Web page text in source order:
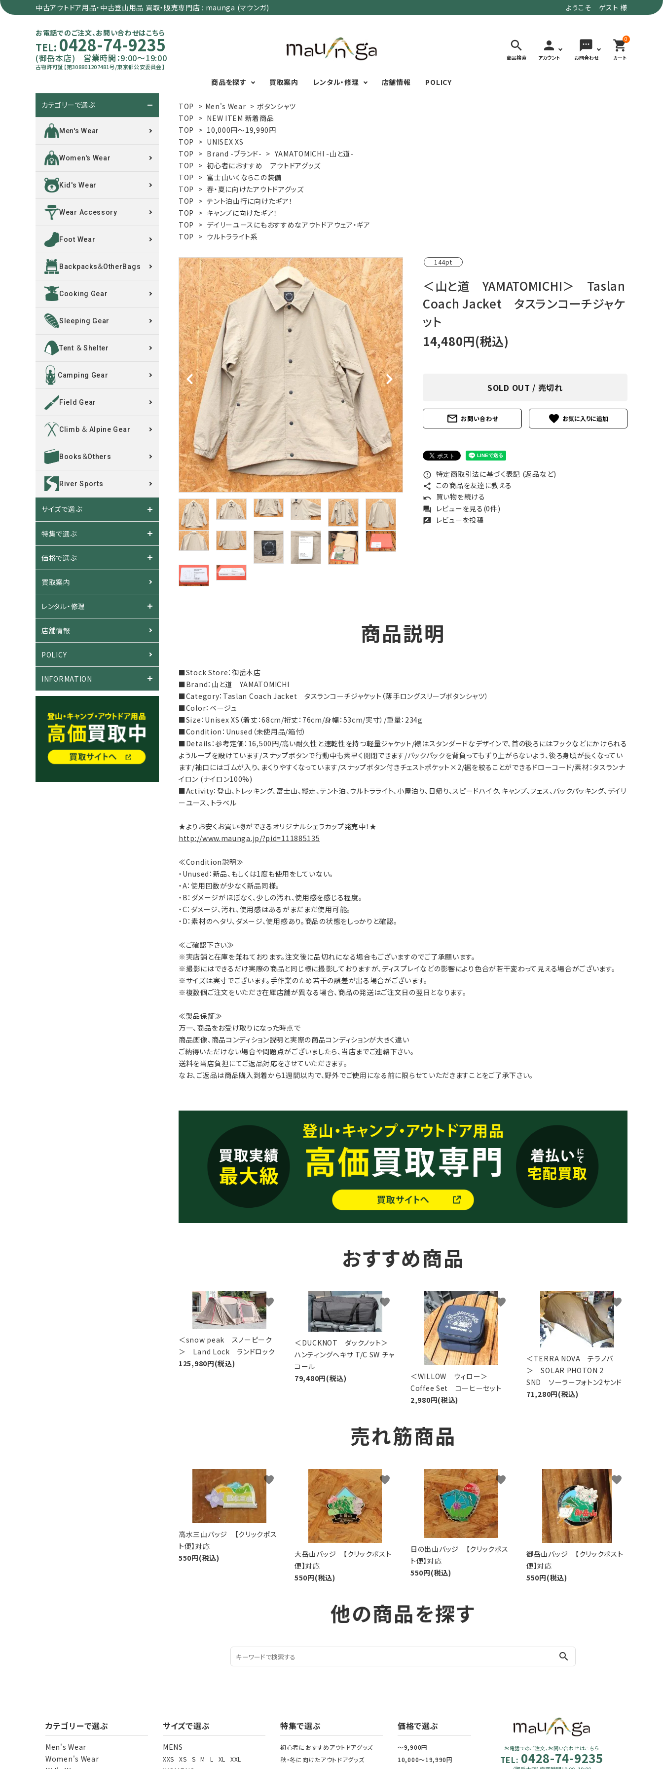
中古アウトドア用品・中古登山用品 買取・販売専門店 : maunga (マウンガ) ようこそ ゲスト 様
お電話でのご注文、お問い合わせはこちら
TEL: 0428-74-9235
(御岳本店) 営業時間：9:00～19:00
古物許可証【第308801207481号/東京都公安委員会】
search
商品検索
person
アカウント
sms
お問合わせ
0
shopping_cart
カート
商品を探す
カテゴリーで選ぶ
Men's Wear
Women's Wear
Kid's Wear
Wear Accessory
Foot Wear
Backpacks＆
OtherBags
Cooking Gear
Tent ＆ Shelter
Camping Gear
Field Gear
Climb ＆ Alpine
Gear
Books＆Others
River Sports
MENS
XXSXS
XXSXSS MLXL
ギア
テント泊山行に向けたギ
ア！
沢登りに向けたウェア・ギ
ア！
トレイルラン向けウェア・ギ
ア！
キャンプに向けたギア！
買取案内 レンタル・修理 店舗情報 POLICY
レンタル・修理
INFORMATION
ACCOUNT MENU
ようこそ ゲスト 様
ログイン
TOP > Men's Wear > ボタンシャツ
TOP > NEW ITEM 新着商品
TOP > 10,000円～19,990円
TOP > UNISEX XS
TOP > Brand -ブランド- > YAMATOMICHI -山と道-
TOP > 初心者におすすめ アウトドアグッズ
TOP > 富士山いくならこの装備
TOP > 春・夏に向けたアウトドアグッズ
TOP > テント泊山行に向けたギア！
TOP > キャンプに向けたギア！
TOP > デイリーユースにもおすすめなアウトドアウェア・ギア
TOP > ウルトラライト系
144pt
＜山と道 YAMATOMICHI＞ Taslan
Coach Jacket タスランコーチジャケ
ット
14,480円(税込)
SOLD OUT / 売切れ
mail_outline お問い合わせ favorite
error_outline 特定商取引法に基づく表記 (返品など)
share この商品を友達に教える
undo 買い物を続ける
forum レビューを見る(0件)
rate_review レビューを投稿
商品説明
■Stock Store：御岳本店
■Brand：山と道 YAMATOMICHI
■Category：Taslan Coach Jacket タスランコーチジャケット（薄手ロングスリーブボタンシャツ）
■Color：ベージュ
■Size：Unisex XS（着丈：68cm/裄丈：76cm/身幅：53cm/実寸）/重量：234g
■Condition：Unused（未使用品/箱付）
■Details：参考定価：16,500円/高い耐久性と速乾性を持つ軽量ジャケット/襟はスタンダードなデザインで、首の後ろにはフックなどにかけられる
ようループを設けています/スナップボタンで行動中も素早く開閉できます/バックパックを背負ってもずり上がらないよう、後ろ身頃が長くなってい
ます/袖口にはゴムが入り、まくりやすくなっています/スナップボタン付きチェストポケット×2/裾を絞ることができるドローコード/素材：タスランナ
イロン (ナイロン100%)
■Activity：登山、トレッキング、富士山、縦走、テント泊、ウルトラライト、小屋泊り、日帰り、スピードハイク、キャンプ、フェス、バックパッキング、デイリ
ーユース、トラベル
★よりお安くお買い物ができるオリジナルシェラカップ発売中！★
http://www.maunga.jp/?pid=111885135
≪Condition説明≫
・Unused：新品、もしくは1度も使用をしていない。
・A：使用回数が少なく新品同様。
・B：ダメージがほぼなく、少しの汚れ、使用感を感じる程度。
・C：ダメージ、汚れ、使用感はあるがまだまだ使用可能。
・D：素材のヘタリ、ダメージ、使用感あり。商品の状態をしっかりと確認。
≪ご確認下さい≫
※実店舗と在庫を兼ねております。注文後に品切れになる場合もございますのでご了承願います。
※撮影にはできるだけ実際の商品と同じ様に撮影しておりますが、ディスプレイなどの影響により色合が若干変わって見える場合がございます。
※サイズは実寸でございます。手作業のため若干の誤差が出る場合がございます。
※複数個ご注文をいただき在庫店舗が異なる場合、商品の発送はご注文日の翌日となります。
≪製品保証≫
万一、商品をお受け取りになった時点で
商品画像、商品コンディション説明と実際の商品コンディションが大きく違い
ご納得いただけない場合や問題点がございましたら、当店までご連絡下さい。
送料を当店負担にてご返品対応をさせていただきます。
なお、ご返品は商品購入到着から1週間以内で、野外でご使用になる前に限らせていただきますことをご了承下さい。
おすすめ商品
＜snow peak スノーピーク
＞ Land Lock ランドロック
125,980円(税込)
favorite
＜DUCKNOT ダックノット＞
ハンティングヘキサ T/C SW チャ
コール
79,480円(税込)
favorite
＜WILLOW ウィロー＞
Coffee Set コーヒーセット
2,980円(税込)
favorite
＜TERRA NOVA テラノバ
＞ SOLAR PHOTON 2
SND ソーラーフォトン2サンド
71,280円(税込)
favorite
売れ筋商品
高水三山バッジ 【クリックポス
ト便】対応
550円(税込)
favorite
大岳山バッジ 【クリックポスト
便】対応
550円(税込)
favorite
日の出山バッジ 【クリックポス
ト便】対応
550円(税込)
favorite
御岳山バッジ 【クリックポスト
便】対応
550円(税込)
favorite
他の商品を探す
search
カテゴリーで選ぶ
Men's Wear
Women's Wear
Kid's Wear
Wear Accessory
Foot Wear
Backpacks＆OtherBags
Cooking Gear
Sleeping Gear
Tent ＆ Shelter
Camping Gear
Field Gear
Climb ＆ Alpine Gear
Books＆Others
River Sports
サイズで選ぶ
特集で選ぶ
価格で選ぶ
買取案内
レンタル・修理
店舗情報
POLICY
INFORMATION
カテゴリーで選ぶ
Men's Wear
Women's Wear
サイズで選ぶ
MENS
XXS XS S M L XL XXL
特集で選ぶ
初心者におすすめアウトドアグッズ
秋・冬に向けたアウトドアグッズ
価格で選ぶ
～9,900円
10,000～19,990円
お電話でのご注文、お問い合わせはこちら
TEL: 0428-74-9235